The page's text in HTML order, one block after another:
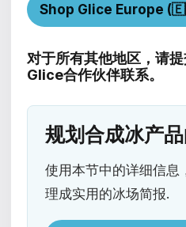
Shop Glice Europe
对于所有其他地区，请
Glice合作伙伴联系。
规划合成冰产
使用本节中的详细信
理成实用的冰场简报.